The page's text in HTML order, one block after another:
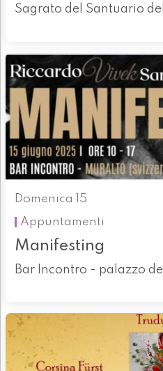
Sagrato del Santuario
Domenica 15
Appuntamenti
Manifesting
Bar Incontro - palazzo